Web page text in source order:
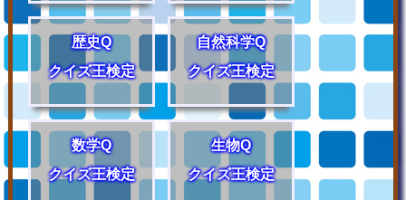
歴史Q
クイズ王検定
自然科学Q
クイズ王検定
数学Q
クイズ王検定
生物Q
クイズ王検定